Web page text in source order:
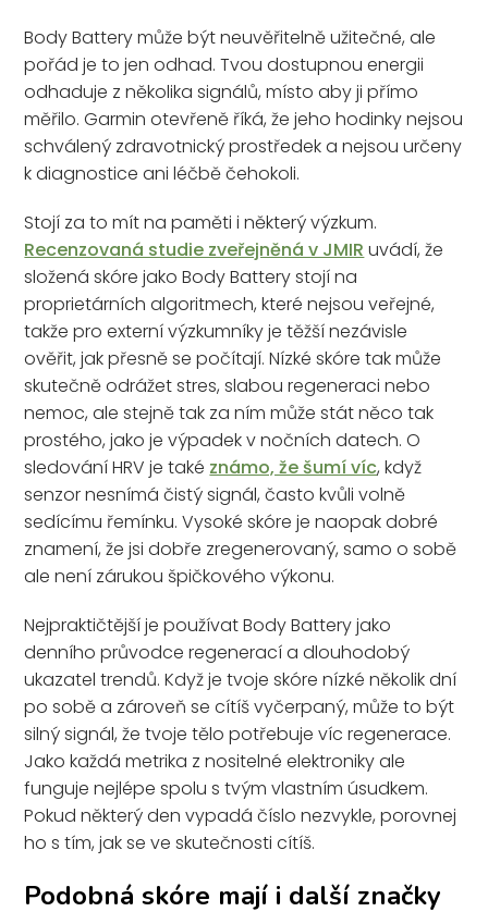
Body Battery může být neuvěřitelně užitečné, ale
pořád je to jen odhad. Tvou dostupnou energii
odhaduje z několika signálů, místo aby ji přímo
měřilo. Garmin otevřeně říká, že jeho hodinky nejsou
schválený zdravotnický prostředek a nejsou určeny
k diagnostice ani léčbě čehokoli.
Stojí za to mít na paměti i některý výzkum.
Recenzovaná studie zveřejněná v JMIR uvádí, že
složená skóre jako Body Battery stojí na
proprietárních algoritmech, které nejsou veřejné,
takže pro externí výzkumníky je těžší nezávisle
ověřit, jak přesně se počítají. Nízké skóre tak může
skutečně odrážet stres, slabou regeneraci nebo
nemoc, ale stejně tak za ním může stát něco tak
prostého, jako je výpadek v nočních datech. O
sledování HRV je také známo, že šumí víc, když
senzor nesnímá čistý signál, často kvůli volně
sedícímu řemínku. Vysoké skóre je naopak dobré
znamení, že jsi dobře zregenerovaný, samo o sobě
ale není zárukou špičkového výkonu.
Nejpraktičtější je používat Body Battery jako
denního průvodce regenerací a dlouhodobý
ukazatel trendů. Když je tvoje skóre nízké několik dní
po sobě a zároveň se cítíš vyčerpaný, může to být
silný signál, že tvoje tělo potřebuje víc regenerace.
Jako každá metrika z nositelné elektroniky ale
funguje nejlépe spolu s tvým vlastním úsudkem.
Pokud některý den vypadá číslo nezvykle, porovnej
ho s tím, jak se ve skutečnosti cítíš.
Podobná skóre mají i další značky